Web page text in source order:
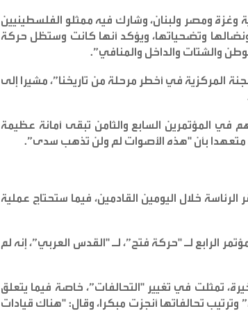
وغزة ومصر ولبنان، وشارك فيه ممثلو الفلسطينيين
الحركة ونضالها وتضحياتها، ويؤكد أنها كانت وستظل حركة
والشتات والداخل والمنافي”.
المركزية في أخطر مرحلة من تاريخنا”، مشيرا إلى
في المؤتمرين السابع والثامن تبقى أمانة عظيمة
متعهدا بأن "هذه الأصوات لم ولن تذهب سدى”.
خلال اليومين القادمين، فيما ستحتاج عملية
الرابع لـ "حركة فتح”، لـ "القدس العربي”، إنه لم
تمثلت في تغيير "التحالفات”، خاصة فيما يتعلق
وترتيب تحالفاتها أنجزت مبكرا، وقال: "هناك قيادات